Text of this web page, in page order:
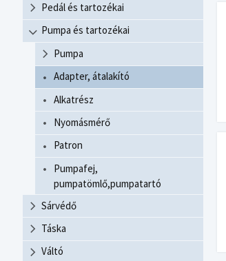
Pedál és tartozékai
Pumpa és tartozékai
Pumpa
Adapter, átalakító
Alkatrész
Nyomásmérő
Patron
Pumpafej,
pumpatömlő,pumpatartó
Sárvédő
Táska
Váltó